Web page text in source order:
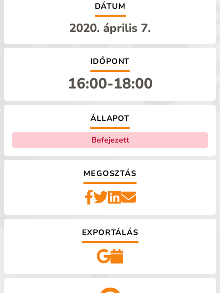
DÁTUM
2020. április 7.
IDŐPONT
16:00-18:00
ÁLLAPOT
Befejezett
MEGOSZTÁS
EXPORTÁLÁS